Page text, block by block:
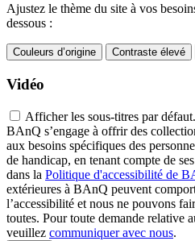
Ajustez le thème du site à vos
dessous :
Couleurs d’origine Contraste élevé
Vidéo
Afficher les sous-titres par défaut.
BAnQ s’engage à offrir des
aux besoins spécifiques des
de handicap, en tenant compte de
dans la Politique d'accessibilité de
extérieures à BAnQ peuvent
l’accessibilité et nous ne pouvons
toutes. Pour toute demande relative
veuillez communiquer avec nous.